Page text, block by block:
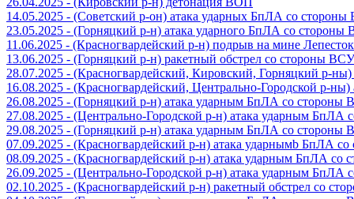
14.05.2025 - (Советский р-он) атака ударных БпЛА со
23.05.2025 - (Горняцкий р-н) атака ударного БпЛА со стороны
11.06.2025 - (Красногвардейский р-н) подрыв на мине Лепесток
13.06.2025 - (Горняцкий р-н) ракетный обстрел со стороны ВСУ
28.07.2025 - (Красногвардейский, Кировский, Горняцкий р-
16.08.2025 - (Красногвардейский, Центрально-Городской р-
26.08.2025 - (Горняцкий р-н) атака ударным БпЛА со стороны
27.08.2025 - (Центрально-Городской р-н) атака ударным БпЛА
29.08.2025 - (Горняцкий р-н) атака ударным БпЛА со стороны
07.09.2025 - (Красногвардейский р-н) атака ударнымb БпЛА
08.09.2025 - (Красногвардейский р-н) атака ударным БпЛА со
26.09.2025 - (Центрально-Городской р-н) атака ударным БпЛА
02.10.2025 - (Красногвардейский р-н) ракетный обстрел со